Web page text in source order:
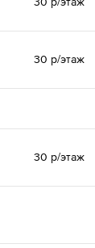
30 р/этаж
30 р/этаж